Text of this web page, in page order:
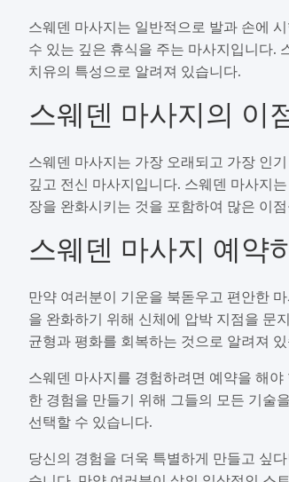
스웨덴 마사지는 일반적으로 발과 손에
수 있는 깊은 휴식을 주는 마사지입니다.
치유의 특성으로 알려져 있습니다.
스웨덴 마사지의 이
스웨덴 마사지는 가장 오래되고 가장 인
깊고 전신 마사지입니다. 스웨덴 마사지
장을 완화시키는 것을 포함하여 많은 이
스웨덴 마사지 예약
만약 여러분이 기운을 북돋우고 편안한
을 완화하기 위해 신체에 압박 지점을 문
균형과 평화를 회복하는 것으로 알려져
스웨덴 마사지를 경험하려면 예약을 해
한 경험을 만들기 위해 그들의 모든 기술
선택할 수 있습니다.
당신의 경험을 더욱 특별하게 만들고 싶